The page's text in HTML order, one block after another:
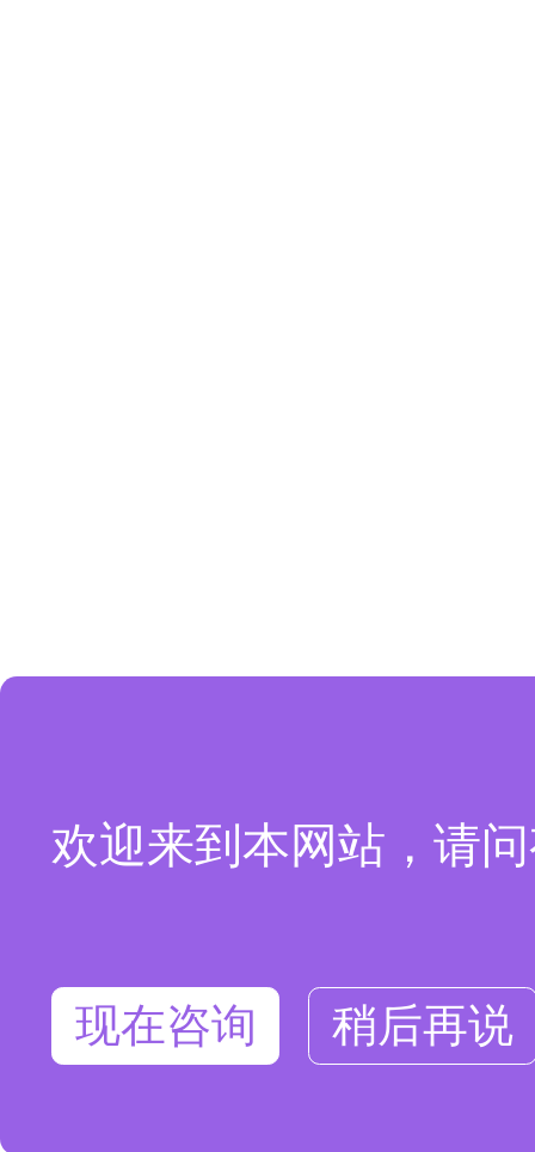
欢迎来到本网站，请
现在咨询 稍后再说